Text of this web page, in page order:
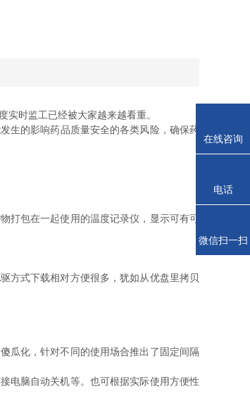
时监工已经被大家越来越看重。
的影响药品质量安全的各类风险，确保药
包在一起使用的温度记录仪，显示可有可
式下载相对方便很多，犹如从优盘里拷贝
瓜化，针对不同的使用场合推出了固定间隔
电脑自动关机等。也可根据实际使用方便性
在线咨询
电话
微信扫一扫